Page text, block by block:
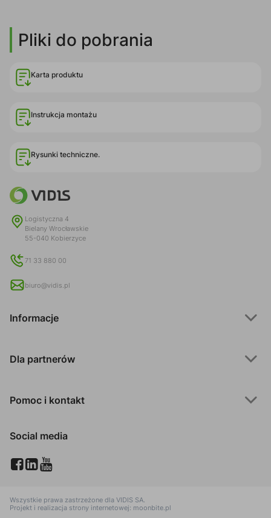
Pliki do pobrania
Karta produktu
Instrukcja montażu
Rysunki techniczne.
Logistyczna 4
Bielany Wrocławskie
55-040 Kobierzyce
71 33 880 00
biuro@vidis.pl
Informacje
Dla partnerów
Pomoc i kontakt
Social media
Wszystkie prawa zastrzeżone dla VIDIS SA.
Projekt i realizacja strony internetowej: moonbite.pl